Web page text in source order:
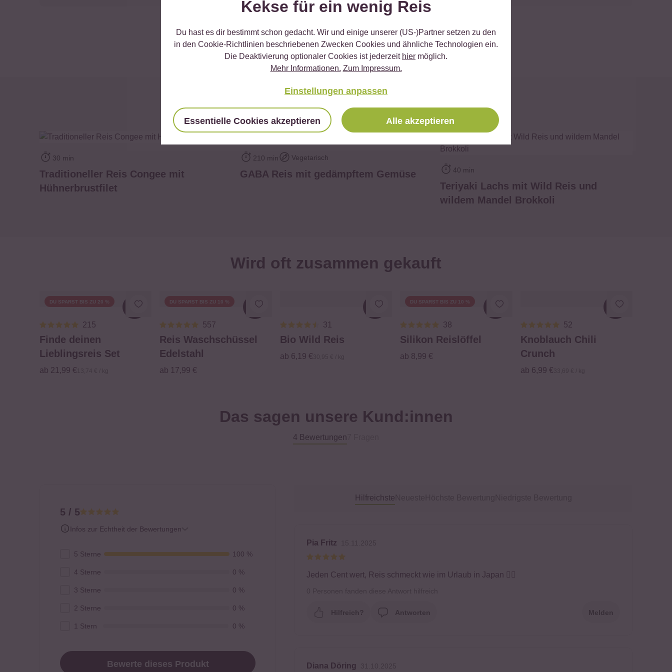
Das kannst du damit kochen
30 min
Traditioneller Reis Congee mit
Hühnerbrustfilet
210 min Vegetarisch
GABA Reis mit gedämpftem Gemüse 40 min
Teriyaki Lachs mit Wild Reis und
wildem Mandel Brokkoli
Wird oft zusammen gekauft
DU SPARST BIS ZU 20 %
215
Finde deinen
Lieblingsreis Set
ab 21,99 €
DU SPARST BIS ZU 10 %
557
Reis Waschschüssel
Edelstahl
ab 17,99 €
31
Bio Wild Reis
ab 6,19 €
DU SPARST BIS ZU 10 %
38
Silikon Reislöffel
ab 8,99 €
52
Knoblauch Chili
Crunch
ab 6,99 €
Das sagen unsere Kund:innen
4 Bewertungen
5 / 5
Infos zur Echtheit der Bewertungen
5 Sterne 100 %
4 Sterne 0 %
3 Sterne 0 %
2 Sterne 0 %
1 Stern 0 %
Bewerte dieses Produkt
Hilfreichste
Pia Fritz
Jeden Cent wert, Reis schmeckt wie im Urlaub in Japan 👍🏻
Hilfreich? Antworten Melden
Diana Döring
Kekse für ein wenig Reis
Du hast es dir bestimmt schon gedacht. Wir und einige unserer (US-)Partner setzen zu den
in den Cookie-Richtlinien beschriebenen Zwecken Cookies und ähnliche Technologien ein.
Die Deaktivierung optionaler Cookies ist jederzeit hier möglich.
Mehr Informationen. Zum Impressum.
Einstellungen anpassen
Essentielle Cookies akzeptieren Alle akzeptieren